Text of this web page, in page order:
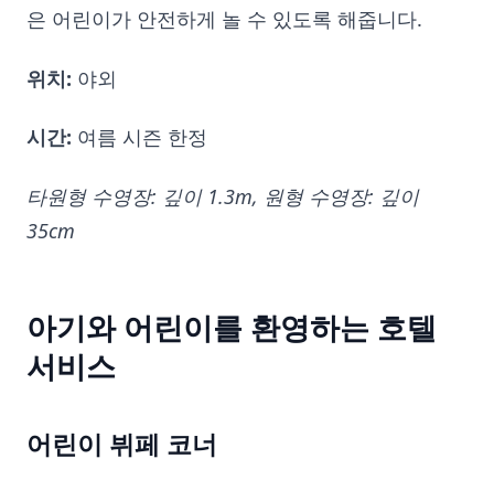
은 어린이가 안전하게 놀 수 있도록 해줍니다.
위치: 야외
시간: 여름 시즌 한정
타원형 수영장: 깊이 1.3m, 원형 수영장: 깊이
35cm
아기와 어린이를 환영하는 호텔
서비스
어린이 뷔페 코너